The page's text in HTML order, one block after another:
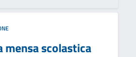
mensa scolastica